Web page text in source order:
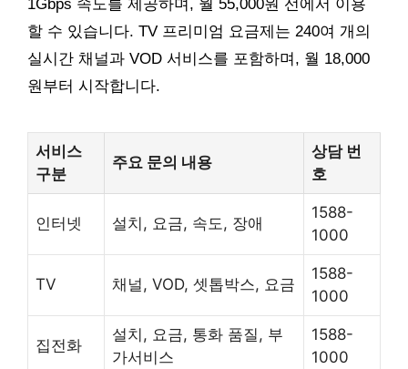
1Gbps 속도를 제공하며, 월 55,000원 선에서 이용
할 수 있습니다. TV 프리미엄 요금제는 240여 개의
실시간 채널과 VOD 서비스를 포함하며, 월 18,000
원부터 시작합니다.
서비스
구분
주요 문의 내용
상담 번
호
인터넷 설치, 요금, 속도, 장애
1588-
1000
TV 채널, VOD, 셋톱박스, 요금
1588-
1000
집전화
설치, 요금, 통화 품질, 부
가서비스
1588-
1000